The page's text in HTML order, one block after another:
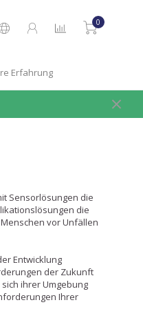
0
Erfahrung
Sensorlösungen die
die
vor Unfällen
Entwicklung
der Zukunft
ihrer Umgebung
Ihrer